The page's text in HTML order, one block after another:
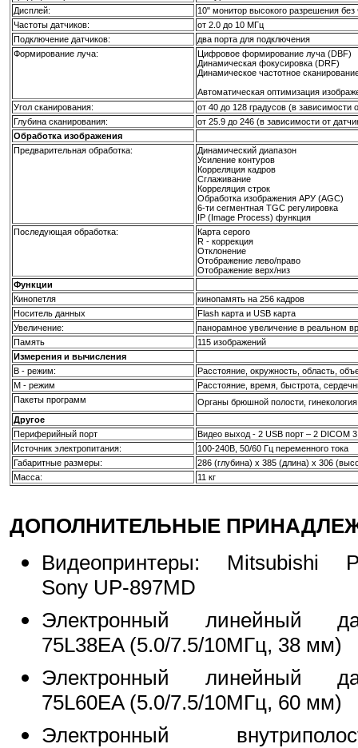
Дисплей:
10" монитор высокого разрешения без
Частоты датчиков:
от 2.0 до 10 МГц
Подключение датчиков:
два порта для подключения
Формирование луча:
Цифровое формирование луча (DBF)
Динамическая фокусировка (DRF)
Динамическое частотное
Автоматическая оптимизация
Угол сканирования:
от 40 до 128 градусов (в зависимости
Глубина сканирования:
от 25.9 до 246 (в зависимости от
Обработка изображения
Предварительная обработка:
Динамический диапазон
Усиление контуров
Корреляция кадров
Сглаживание
Корреляция строк
Обработка изображения АРУ (AGC)
6-ти сегментная TGC регулировка
IP (Image Process) функция
Последующая обработка:
Карта серого
R - коррекция
Отклонение
Отображение лево/право
Отображение верх/низ
Функции
Кинопетля
кинопамять на 256 кадров
Носитель данных
Flash карта и USB карта
Увеличение:
панорамное увеличение в реальном
Память
115 изображений
Измерения и вычисления
В - режим:
Расстояние, окружность, область,
М - режим
Расстояние, время, быстрота,
Пакеты программ
Органы брюшной полости,
Другое
Периферийный порт
Видео выход - 2 USB порт – 2 DICOM
Источник электропитания:
100-240В, 50/60 Гц переменного тока
Габаритные размеры:
286 (глубина) х 385 (длина) х 306
Масса:
11 кг
ДОПОЛНИТЕЛЬНЫЕ
Видеопринтеры: Mitsubishi
Sony UP-897MD
Электронный линейный
75L38EA (5.0/7.5/10МГц, 38 мм)
Электронный линейный
75L60EA (5.0/7.5/10МГц, 60 мм)
Электронный